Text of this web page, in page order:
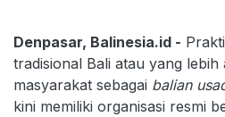
Denpasar, Balinesia.id -
tradisional Bali atau yang lebih
masyarakat sebagai balian
kini memiliki organisasi resmi